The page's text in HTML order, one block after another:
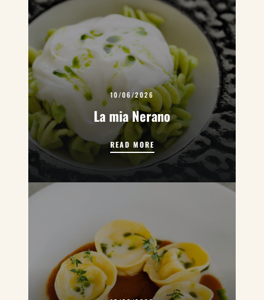
10/06/2026
La mia Nerano
READ MORELA MIA NERANO